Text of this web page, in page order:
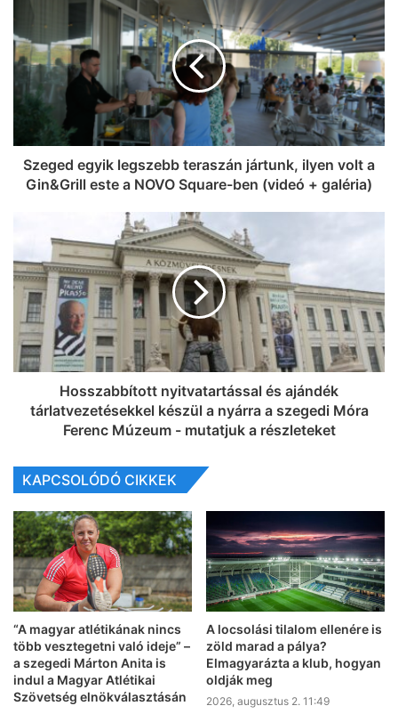
Szeged egyik legszebb teraszán jártunk, ilyen volt a
Gin&Grill este a NOVO Square-ben (videó + galéria)
Hosszabbított nyitvatartással és ajándék
tárlatvezetésekkel készül a nyárra a szegedi Móra
Ferenc Múzeum - mutatjuk a részleteket
KAPCSOLÓDÓ CIKKEK
“A magyar atlétikának nincs
több vesztegetni való ideje” –
a szegedi Márton Anita is
indul a Magyar Atlétikai
Szövetség elnökválasztásán
A locsolási tilalom ellenére is
zöld marad a pálya?
Elmagyarázta a klub, hogyan
oldják meg
2026, augusztus 2. 11:49